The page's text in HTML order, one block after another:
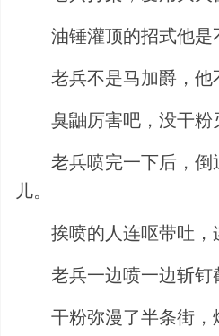
油锤灌顶的招式他是
老兵不是马加爵，他
臭鼬厉害吧，没干粉
老兵喷完一下后，
儿。
挨喷的人连呕带吐，
老兵一边喷一边斩钉
干粉弥漫了半条街，